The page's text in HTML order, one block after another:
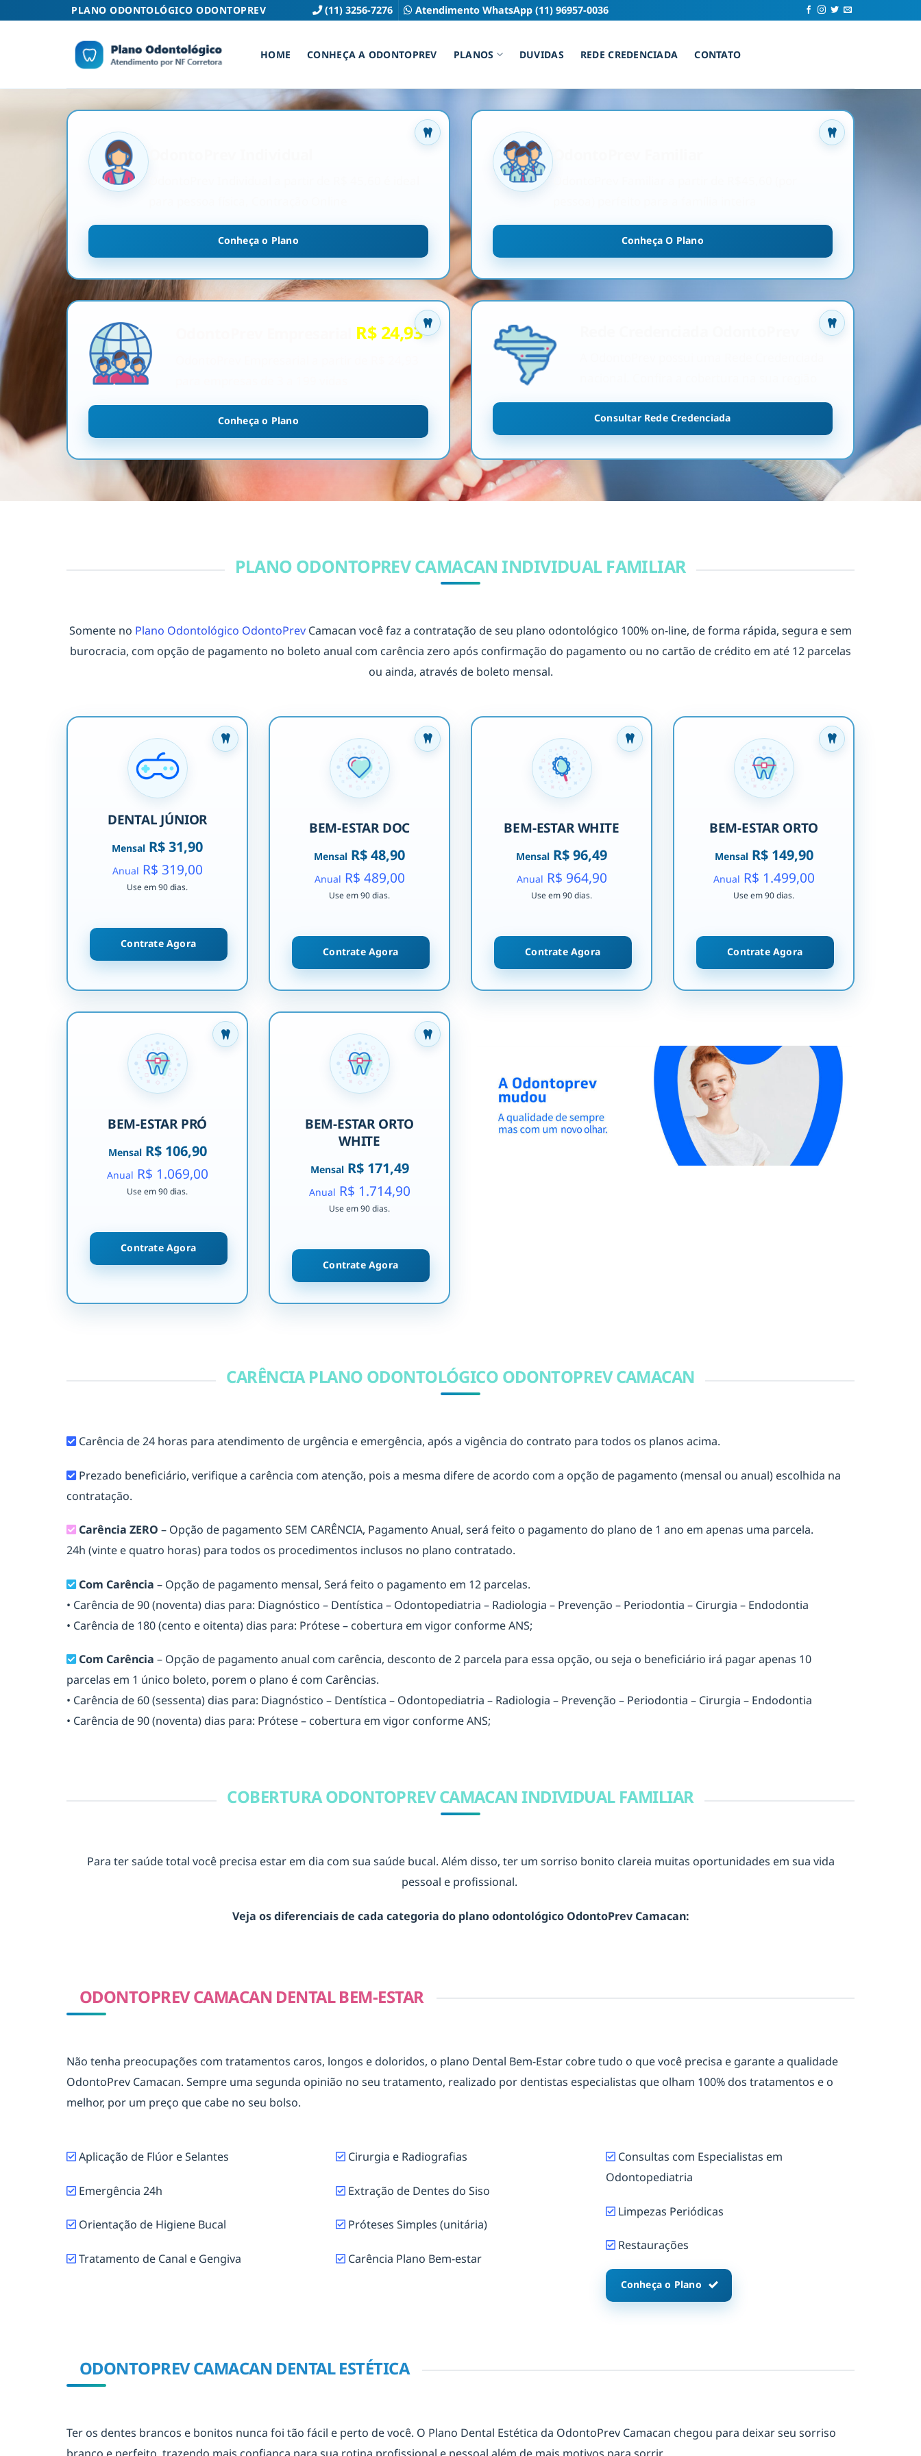
PLANO ODONTOLÓGICO ODONTOPREV (11) 3256-7276 Atendimento WhatsApp (11) 96957-0036
HOME CONHEÇA A ODONTOPREV PLANOS DUVIDAS REDE CREDENCIADA CONTATO
Conheça o Plano Conheça O Plano
R$ 24,93
Conheça o Plano Consultar Rede Credenciada
PLANO ODONTOPREV CAMACAN INDIVIDUAL FAMILIAR
Somente no Plano Odontológico OdontoPrev Camacan você faz a contratação de seu plano odontológico 100% on-line, de forma rápida, segura e sem
burocracia, com opção de pagamento no boleto anual com carência zero após confirmação do pagamento ou no cartão de crédito em até 12 parcelas
ou ainda, através de boleto mensal.
DENTAL JÚNIOR
Mensal R$ 31,90
Anual R$ 319,00
Use em 90 dias.
Contrate Agora
BEM-ESTAR DOC
Mensal R$ 48,90
Anual R$ 489,00
Use em 90 dias.
Contrate Agora
BEM-ESTAR WHITE
Mensal R$ 96,49
Anual R$ 964,90
Use em 90 dias.
Contrate Agora
BEM-ESTAR ORTO
MensalR$ 149,90
Anual R$ 1.499,00
Use em 90 dias.
Contrate Agora
BEM-ESTAR PRÓ
MensalR$ 106,90
Anual R$ 1.069,00
Use em 90 dias.
Contrate Agora
BEM-ESTAR ORTO
WHITE
MensalR$ 171,49
Anual R$ 1.714,90
Use em 90 dias.
Contrate Agora
CARÊNCIA PLANO ODONTOLÓGICO ODONTOPREV CAMACAN
Carência de 24 horas para atendimento de urgência e emergência, após a vigência do contrato para todos os planos acima.
Prezado beneficiário, verifique a carência com atenção, pois a mesma difere de acordo com a opção de pagamento (mensal ou anual) escolhida na
contratação.
Carência ZERO – Opção de pagamento SEM CARÊNCIA, Pagamento Anual, será feito o pagamento do plano de 1 ano em apenas uma parcela.
24h (vinte e quatro horas) para todos os procedimentos inclusos no plano contratado.
Com Carência – Opção de pagamento mensal, Será feito o pagamento em 12 parcelas.
• Carência de 90 (noventa) dias para: Diagnóstico – Dentística – Odontopediatria – Radiologia – Prevenção – Periodontia – Cirurgia – Endodontia
• Carência de 180 (cento e oitenta) dias para: Prótese – cobertura em vigor conforme ANS;
Com Carência – Opção de pagamento anual com carência, desconto de 2 parcela para essa opção, ou seja o beneficiário irá pagar apenas 10
parcelas em 1 único boleto, porem o plano é com Carências.
• Carência de 60 (sessenta) dias para: Diagnóstico – Dentística – Odontopediatria – Radiologia – Prevenção – Periodontia – Cirurgia – Endodontia
• Carência de 90 (noventa) dias para: Prótese – cobertura em vigor conforme ANS;
COBERTURA ODONTOPREV CAMACAN INDIVIDUAL FAMILIAR
Para ter saúde total você precisa estar em dia com sua saúde bucal. Além disso, ter um sorriso bonito clareia muitas oportunidades em sua vida
pessoal e profissional.
Veja os diferenciais de cada categoria do plano odontológico OdontoPrev Camacan:
ODONTOPREV CAMACAN DENTAL BEM-ESTAR
Não tenha preocupações com tratamentos caros, longos e doloridos, o plano Dental Bem-Estar cobre tudo o que você precisa e garante a qualidade
OdontoPrev Camacan. Sempre uma segunda opinião no seu tratamento, realizado por dentistas especialistas que olham 100% dos tratamentos e o
melhor, por um preço que cabe no seu bolso.
Aplicação de Flúor e Selantes
Emergência 24h
Orientação de Higiene Bucal
Tratamento de Canal e Gengiva
Cirurgia e Radiografias
Extração de Dentes do Siso
Próteses Simples (unitária)
Carência Plano Bem-estar
Consultas com Especialistas em
Odontopediatria
Limpezas Periódicas
Restaurações
Conheça o Plano
ODONTOPREV CAMACAN DENTAL ESTÉTICA
Ter os dentes brancos e bonitos nunca foi tão fácil e perto de você. O Plano Dental Estética da OdontoPrev Camacan chegou para deixar seu sorriso